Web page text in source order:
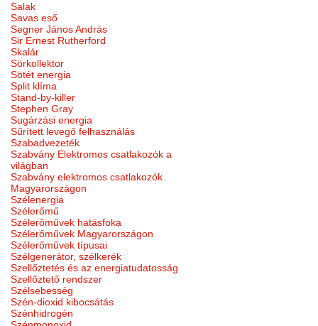
Salak
Savas eső
Segner János András
Sir Ernest Rutherford
Skalár
Sörkollektor
Sötét energia
Split klíma
Stand-by-killer
Stephen Gray
Sugárzási energia
Sűrített levegő felhasználás
Szabadvezeték
Szabvány Elektromos csatlakozók a
világban
Szabvány elektromos csatlakozók
Magyarországon
Szélenergia
Szélerőmű
Szélerőművek hatásfoka
Szélerőművek Magyarországon
Szélerőművek típusai
Szélgenerátor, szélkerék
Szellőztetés és az energiatudatosság
Szellőztető rendszer
Szélsebesség
Szén-dioxid kibocsátás
Szénhidrogén